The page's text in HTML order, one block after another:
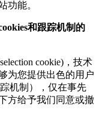
功能。
和跟踪机制的
cookie)，技术
为您提供出色的用户
机制），仅在事先
方给予我们同意或撤